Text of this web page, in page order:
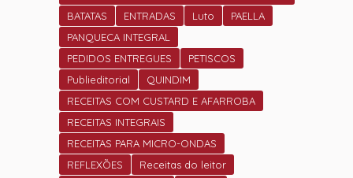
NOVO
BATATAS ENTRADAS Luto
PAELLA
PANQUECA INTEGRAL
PEDIDOS ENTREGUES
PETISCOS
Publieditorial
QUINDIM
RECEITAS COM CUSTARD E AFARROBA
RECEITAS INTEGRAIS
RECEITAS PARA MICRO-ONDAS
REFLEXÕES
Receitas do leitor